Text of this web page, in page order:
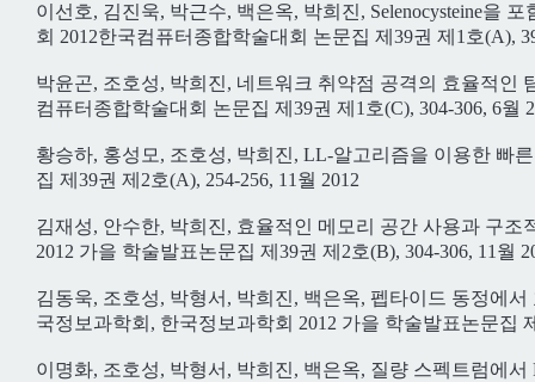
이선호, 김진욱, 박근수, 백은옥, 박희진, Selenocysteine을
회 2012한국컴퓨터종합학술대회 논문집 제39권 제1호(A),
박윤곤, 조호성, 박희진, 네트워크 취약점 공격의 효율적인
컴퓨터종합학술대회 논문집 제39권 제1호(C), 304-306, 6월
황승하, 홍성모, 조호성, 박희진, LL-알고리즘을 이용한 빠
집 제39권 제2호(A), 254-256, 11월 2012
김재성, 안수한, 박희진, 효율적인 메모리 공간 사용과 구
2012 가을 학술발표논문집 제39권 제2호(B), 304-306, 11월
김동욱, 조호성, 박형서, 박희진, 백은옥, 펩타이드 동정에
국정보과학회, 한국정보과학회 2012 가을 학술발표논문집
이명화, 조호성, 박형서, 박희진, 백은옥, 질량 스펙트럼에